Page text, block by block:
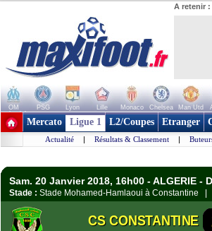
A retenir :
OM PSG Lyon Lille Monaco Chelsea Man Utd
+ de clubs
Mercato Ligue 1 L2/Coupes Etranger
Actualité | Résultats & Classement |
Sam. 20 Janvier 2018, 16h00 - ALGERIE -
Stade : Stade Mohamed-Hamlaoui à Constantine |
CS CONSTANTINE